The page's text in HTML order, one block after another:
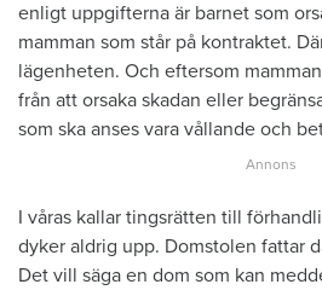
enligt uppgifterna är barnet som
mamman som står på kontraktet.
lägenheten. Och eftersom
från att orsaka skadan eller
som ska anses vara vållande och
I våras kallar tingsrätten till
dyker aldrig upp. Domstolen fattar
Det vill säga en dom som kan